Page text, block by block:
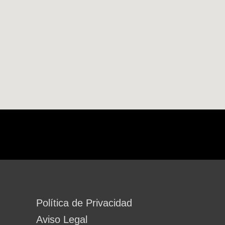
Política de Privacidad
Aviso Legal